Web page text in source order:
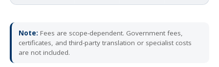
Note: Fees are scope-dependent. Government fees,
certificates, and third-party translation or specialist costs
are not included.